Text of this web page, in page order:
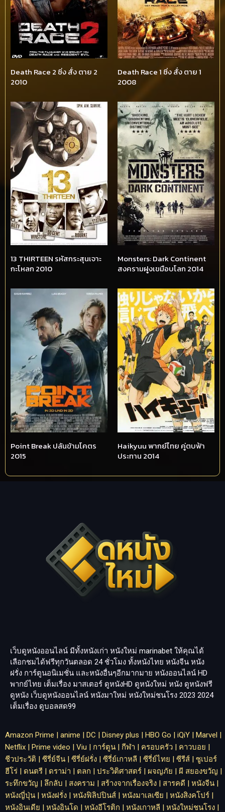
Death Race 2 ซิ่ง สั่ง ตาย 2
2010
Death Race 1 ซิ่ง สั่ง ตาย 1
2008
13 THIRTEEN รหัสกระสุนเจาะ
กะโหลก 2010
Monsters: Dark Continent
สงครามฝูงเขมือบโลก 2014
Point Break ปล้นข้ามโคตร
2015
Haikyuu พากย์ไทย คู่ตบฟ้า
ประทาน 2014
เว็บดูหนังออนไลน์ มีทั้งหนังเก่า หนังใหม่ marinabet ให้คุณได้
เลือกชมได้ฟรีทุกวันตลอด 24 ชั่วโมง ทั้งหนังไทย หนังจีน หนัง
ฝรั่ง การ์ตูนอนิเมชั่น และหนังอื่นๆอีกมากมาย หนังออนไลน์ HD
พากย์ไทย เต็มเรื่อง มาสเตอร์ ดูหนังHD ดูหนังใหม่ หนัง ดูหนังฟรี
ดูหนัง เว็บดูหนังออนไลน์ หนังมาใหม่ หนังใหม่ชนโรง 2023 2024
เต็มเรื่อง ดูบอลสด99
Amazon Prime | anime | DC | Disney plus | HBO Go | iQiY | Marvel |
Netflix | Prime video | Viu | การ์ตูน | กีฬา | ครอบครัว | คาวบอย |
ชีวประวัติ | ซีรี่ย์จีน | ซีรี่ย์ฝรั่ง | ซีรี่ย์เกาหลี | ซีรี่ย์ไทย | ซีรีส์ | ซูเปอร์
ฮีโร่ | ดนตรี | ดราม่า | ตลก | ประวิติศาสตร์ | ผจญภัย | ผี สยองขวัญ |
ระทึกขวัญ | ลึกลับ | สงคราม | สร้างจากเรื่องจริง | สารคดี | หนังจีน |
หนังญี่ปุ่น | หนังฝรั่ง | หนังฟิลิปปินส์ | หนังมาเลเซีย | หนังสิงคโปร์ |
หนังอินเดีย | หนังอินโด | หนังอีโรติก | หนังเกาหลี | หนังใหม่ชนโรง |